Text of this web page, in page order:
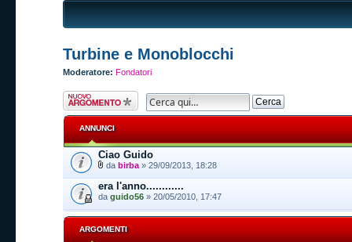
Turbine e Monoblocchi
Moderatore: Fondatori
Scrivi un nuovo
argomento
ANNUNCI
Ciao Guido
da birba » 29/09/2013, 18:28
era l'anno............
da guido56 » 20/05/2010, 17:47
ARGOMENTI